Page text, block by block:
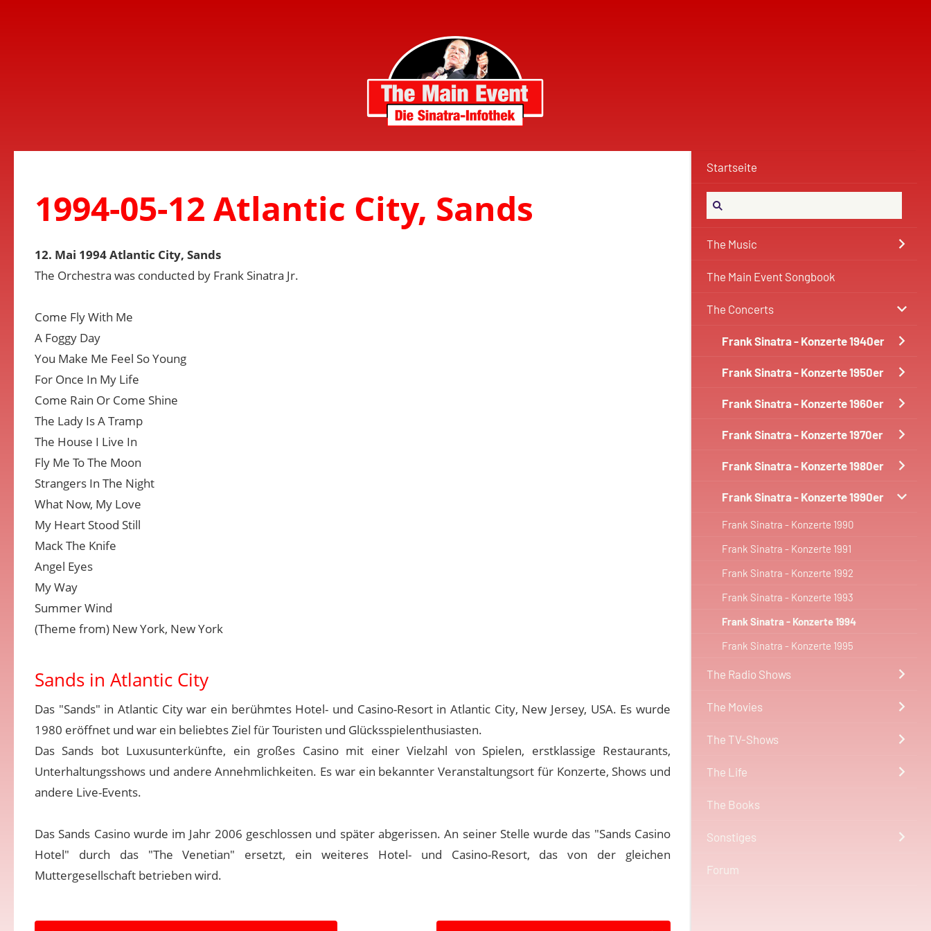
Startseite
The Music
The Main Event Songbook
The Concerts
Frank Sinatra - Konzerte 1940er
Frank Sinatra - Konzerte 1950er
Frank Sinatra - Konzerte 1960er
Frank Sinatra - Konzerte 1970er
Frank Sinatra - Konzerte 1980er
Frank Sinatra - Konzerte 1990er
Frank Sinatra - Konzerte 1990
Frank Sinatra - Konzerte 1991
Frank Sinatra - Konzerte 1992
Frank Sinatra - Konzerte 1993
Frank Sinatra - Konzerte 1994
Frank Sinatra - Konzerte 1995
The Radio Shows
The Movies
The TV-Shows
The Life
The Books
Sonstiges
Forum
1994-05-12 Atlantic City, Sands
12. Mai 1994 Atlantic City, Sands
The Orchestra was conducted by Frank Sinatra Jr.
Come Fly With Me
A Foggy Day
You Make Me Feel So Young
For Once In My Life
Come Rain Or Come Shine
The Lady Is A Tramp
The House I Live In
Fly Me To The Moon
Strangers In The Night
What Now, My Love
My Heart Stood Still
Mack The Knife
Angel Eyes
My Way
Summer Wind
(Theme from) New York, New York
Sands in Atlantic City
Das "Sands" in Atlantic City war ein berühmtes Hotel- und Casino-Resort in Atlantic City, New Jersey, USA. Es wurde
1980 eröffnet und war ein beliebtes Ziel für Touristen und Glücksspielenthusiasten.
Das Sands bot Luxusunterkünfte, ein großes Casino mit einer Vielzahl von Spielen, erstklassige Restaurants,
Unterhaltungsshows und andere Annehmlichkeiten. Es war ein bekannter Veranstaltungsort für Konzerte, Shows und
andere Live-Events.
Das Sands Casino wurde im Jahr 2006 geschlossen und später abgerissen. An seiner Stelle wurde das "Sands Casino
Hotel" durch das "The Venetian" ersetzt, ein weiteres Hotel- und Casino-Resort, das von der gleichen
Muttergesellschaft betrieben wird.